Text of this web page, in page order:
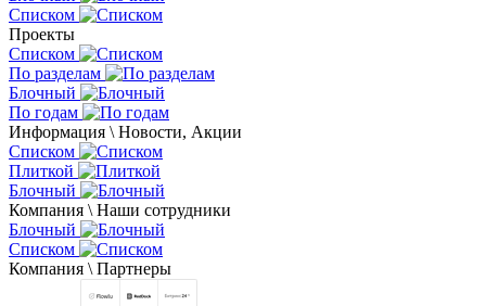
Списком
Проекты
Списком
По разделам
Блочный
По годам
Информация \ Новости, Акции
Списком
Плиткой
Блочный
Компания \ Наши сотрудники
Блочный
Списком
Компания \ Партнеры